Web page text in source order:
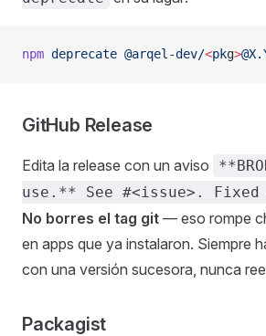
npm deprecate @arqel-dev/<pkg>
GitHub Release
Edita la release con un aviso
use.** See #<issue>.
No borres el tag git — eso rompe
en apps que ya instalaron. Siempre
con una versión sucesora, nunca
Packagist